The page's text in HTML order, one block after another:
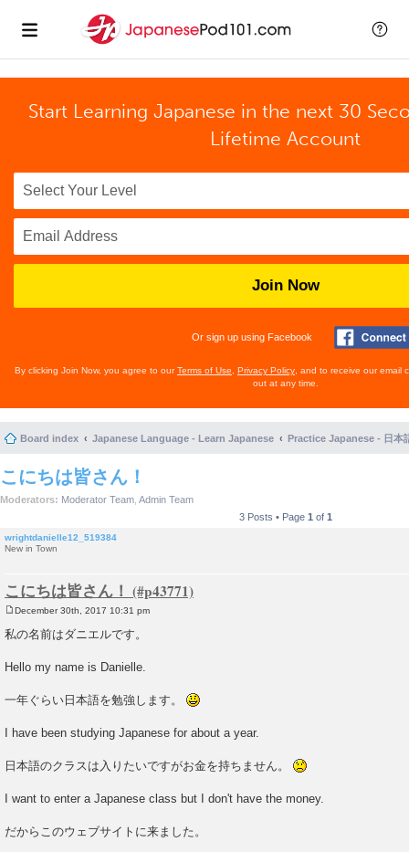
Start Learning Japanese in the next 30
Lifetime Account
Join Now
Or sign up using Facebook
By clicking Join Now, you agree to ourTerms of Use Privacy Policy , and to receive our email
out at any time.
Board index Japanese Language - Learn Japanese Practice Japanese - 日本
こにちは皆さん！
Moderators: Moderator Team Admin Team
3 Posts • Page 1 of 1
wrightdanielle12_519384
New in Town
こにちは皆さん！
o
s
December 30th, 2017 10:31 pm
私の名前はダニエルです。
Hello my name is Danielle.
一年ぐらい日本語を勉強します。
I have been studying Japanese for about a year.
日本語のクラスは入りたいですがお金を持ちません。
I want to enter a Japanese class but I don't have the money.
だからこのウェブサイトに来ました。